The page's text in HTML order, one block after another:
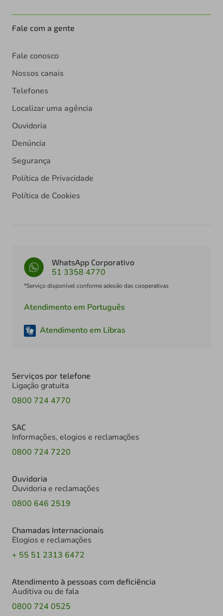
Fale com a gente
Fale conosco
Nossos canais
Telefones
Localizar uma agência
Ouvidoria
Denúncia
Segurança
Política de Privacidade
Política de Cookies
WhatsApp Corporativo
51 3358 4770
*Serviço disponível conforme adesão das cooperativas
Atendimento em Português
Atendimento em Libras
Serviços por telefone
Ligação gratuita
0800 724 4770
SAC
Informações, elogios e reclamações
0800 724 7220
Ouvidoria
Ouvidoria e reclamações
0800 646 2519
Chamadas Internacionais
Elogios e reclamações
+ 55 51 2313 6472
Atendimento à pessoas com deficiência
Auditiva ou de fala
0800 724 0525